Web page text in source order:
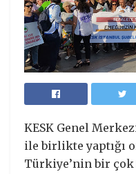
KESK Genel
ile birlikte yaptığı
Türkiye’nin bir çok